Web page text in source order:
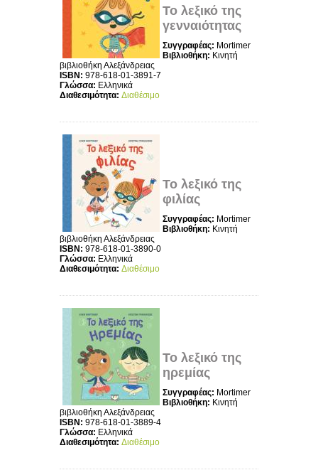
Το λεξικό της
γενναιότητας
Συγγραφέας: Mortimer
Βιβλιοθήκη: Κινητή
βιβλιοθήκη Αλεξάνδρειας
ISBN: 978-618-01-3891-7
Γλώσσα: Ελληνικά
Διαθεσιμότητα: Διαθέσιμο
Το λεξικό της
φιλίας
Συγγραφέας: Mortimer
Βιβλιοθήκη: Κινητή
βιβλιοθήκη Αλεξάνδρειας
ISBN: 978-618-01-3890-0
Γλώσσα: Ελληνικά
Διαθεσιμότητα: Διαθέσιμο
Το λεξικό της
ηρεμίας
Συγγραφέας: Mortimer
Βιβλιοθήκη: Κινητή
βιβλιοθήκη Αλεξάνδρειας
ISBN: 978-618-01-3889-4
Γλώσσα: Ελληνικά
Διαθεσιμότητα: Διαθέσιμο